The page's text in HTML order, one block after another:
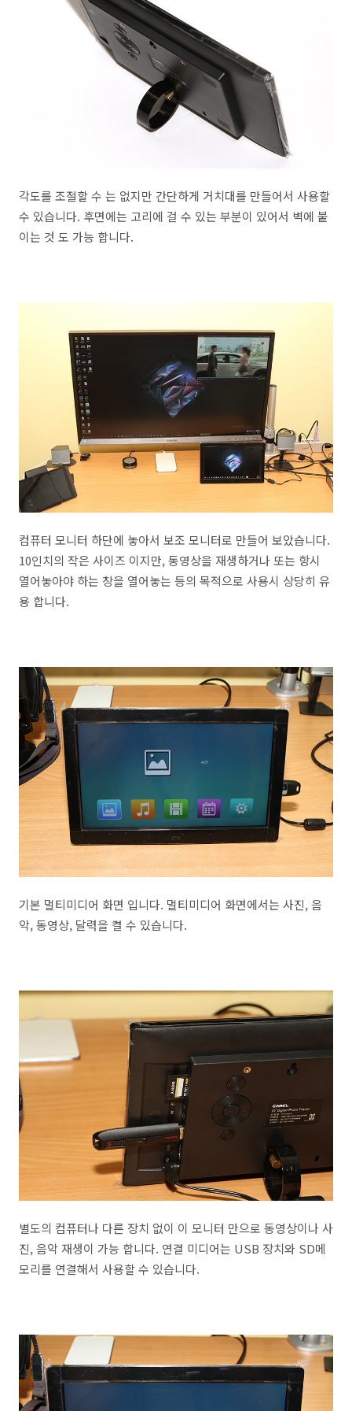
각도를 조절할 수 는 없지만 간단하게 거치대를 만들어서 사용할
수 있습니다. 후면에는 고리에 걸 수 있는 부분이 있어서 벽에 붙
이는 것 도 가능 합니다.
컴퓨터 모니터 하단에 놓아서 보조 모니터로 만들어 보았습니다.
10인치의 작은 사이즈 이지만, 동영상을 재생하거나 또는 항시
열어놓아야 하는 창을 열어놓는 등의 목적으로 사용시 상당히 유
용 합니다.
기본 멀티미디어 화면 입니다. 멀티미디어 화면에서는 사진, 음
악, 동영상, 달력을 켤 수 있습니다.
별도의 컴퓨터나 다른 장치 없이 이 모니터 만으로 동영상이나 사
진, 음악 재생이 가능 합니다. 연결 미디어는 USB 장치와 SD메
모리를 연결해서 사용할 수 있습니다.